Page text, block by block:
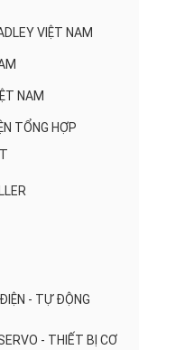
VIỆT NAM
NAM
TỔNG HỢP
- TỰ ĐỘNG
- THIẾT BỊ CƠ